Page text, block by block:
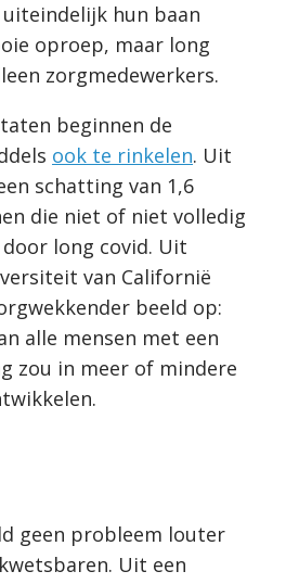
hun baan
oproep, maar long
zorgmedewerkers.
beginnen de
ook te rinkelen. Uit
schatting van 1,6
die niet of niet volledig
long covid. Uit
van Californië
beeld op:
alle mensen met een
zou in meer of mindere
geen probleem louter
Uit een